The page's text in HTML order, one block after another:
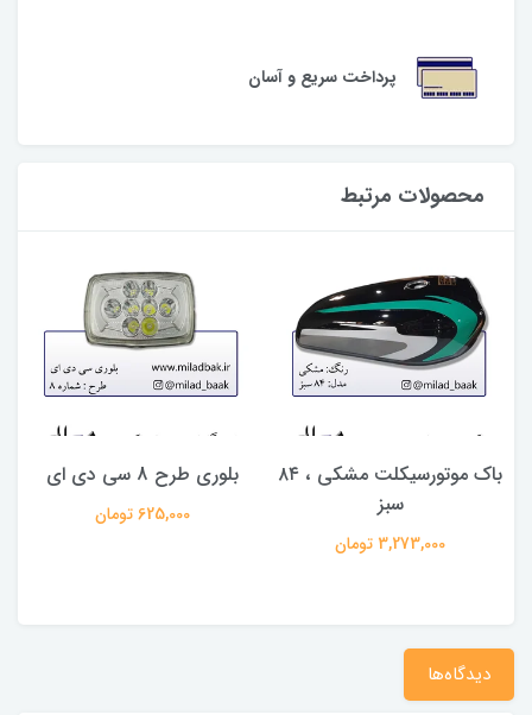
پرداخت سریع و آسان
محصولات مرتبط
باک موتورسیکلت مشکی ، ۸۴
سبز
3,273,000 تومان
بلوری طرح 8 سی دی ای
625,000 تومان
دیدگاه‌ها